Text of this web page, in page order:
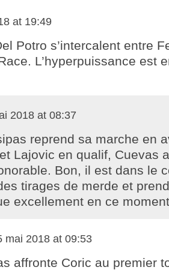
at 19:49
Potro s’intercalent entre
L’hyperpuissance est
2018 at 08:37
reprend sa marche en
Lajovic en qualif, Cuevas
Bon, il est dans le
tirages de merde et
excellement en ce
mai 2018 at 09:53
affronte Coric au premier